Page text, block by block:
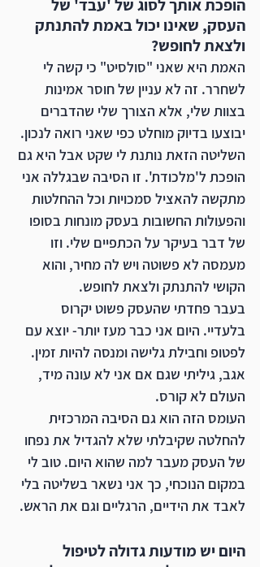
הופכת אותך לסוג של 'עבד' של
העסק, שאינו יכול באמת להתנתק
ולצאת לחופש?
האמת היא שאני "סולסיט" כי קשה לי
לשחרר. זה לא עניין של חוסר אמינות
בצוות שלי, אלא הצורך שלי שהדברים
יבוצעו בדיוק מוחלט כפי שאני רואה לנכון.
השליטה הזאת נותנת לי שקט אבל היא גם
הופכת ל'מלכודת'. זו הסיבה שבגללה אני
מתקשה להאציל סמכויות וכל ההחלטות
והפעולות החשובות בעסק מונחות בסופו
של דבר בעיקר על הכתפיים שלי. וזו
מעמסה לא פשוטה ויש לה מחיר, והוא
הקושי להתנתק ולצאת לחופש.
בעבר פחדתי שהעסק פשוט יקרוס
בלעדיי. היום אני כבר מעז יותר- יוצא עם
לפטופ וחבילת גלישה ומנסה להיות זמין.
אגב, גיליתי שגם אם אני לא עונה מיד,
העולם לא קורס.
העומס הזה הוא גם הסיבה המרכזית
להחלטה שקיבלתי שלא להגדיל את נפחו
של העסק מעבר למה שהוא היום. טוב לי
במקום הנוכחי, כך אני נשאר בשליטה בלי
לאבד את הידיים, הרגליים וגם את הראש.
היום יש מודעות גדולה לטיפול